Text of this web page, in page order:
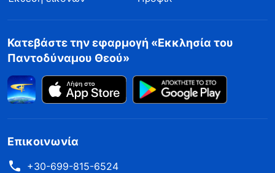
Κατεβάστε την εφαρμογή «Εκκλησία του
Παντοδύναμου Θεού»
Επικοινωνία
+30-699-815-6524